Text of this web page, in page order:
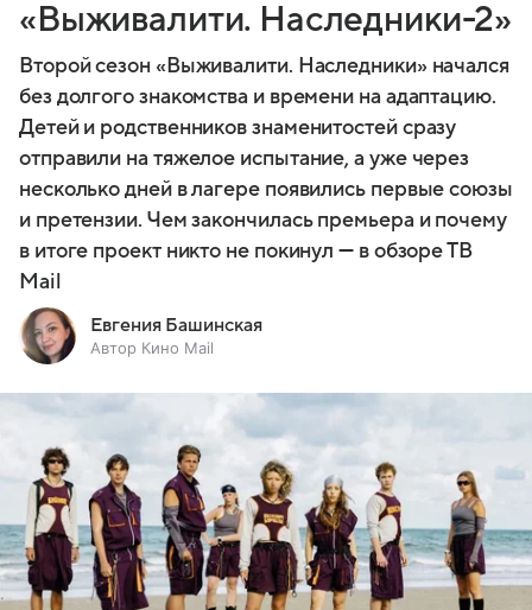
«Выживалити. Наследники-2»
Второй сезон «Выживалити. Наследники» начался
без долгого знакомства и времени на адаптацию.
Детей и родственников знаменитостей сразу
отправили на тяжелое испытание, а уже через
несколько дней в лагере появились первые союзы
и претензии. Чем закончилась премьера и почему
в итоге проект никто не покинул — в обзоре ТВ
Mail
Евгения Башинская
Автор Кино Mail